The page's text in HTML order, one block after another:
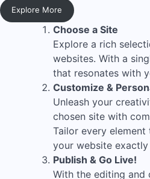
Explore More
Choose a Site
Explore a rich
websites. With a
that resonates with
Customize &
Unleash your
chosen site with
Tailor every
your website
Publish & Go Live!
With the editing and